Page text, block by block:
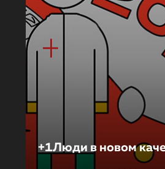
+1Люди в новом